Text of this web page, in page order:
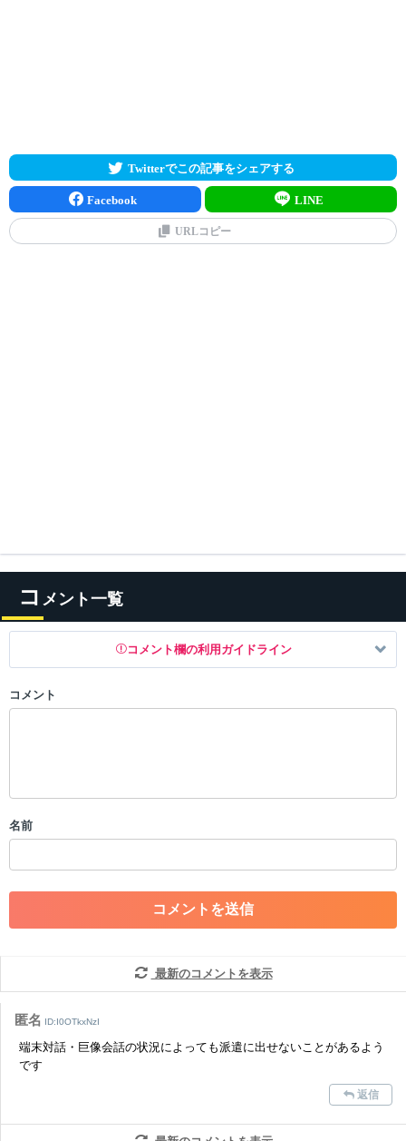
Twitterでこの記事をシェアする
Facebook LINE
URLコピー
コ メント一覧
コメント欄の利用ガイドライン
以下の書き込みを禁止とし、場合によってはコメント削除や書き込み制
・一度削除された投稿を再び投稿すること
・アカウントの売買など金銭が絡む内容の投稿
・各ゲームのネタバレを含む内容の投稿
・その他、管理者が不適切と判断した投稿
コメントの削除を申請する※投稿内容を確認後、順次対応さ
せていただきます。ご了承ください。
さい。
また、過度な利用規約の違反や、弊社に損害の及ぶ内容の書き込みがあ
った場合は、法的措置をとらせていただく場合もございますので、あら
コメント
名前
最新のコメントを表示
匿名 ID:I0OTkxNzI
端末対話・巨像会話の状況によっても派遣に出せないことがあるよう
です
返信